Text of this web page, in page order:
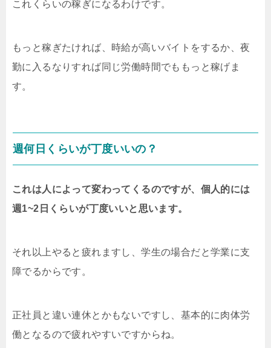
これくらいの稼ぎになるわけです。
もっと稼ぎたければ、時給が高いバイトをするか、夜
勤に入るなりすれば同じ労働時間でももっと稼げま
す。
週何日くらいが丁度いいの？
これは人によって変わってくるのですが、個人的には
週1~2日くらいが丁度いいと思います。
それ以上やると疲れますし、学生の場合だと学業に支
障でるからです。
正社員と違い連休とかもないですし、基本的に肉体労
働となるので疲れやすいですからね。